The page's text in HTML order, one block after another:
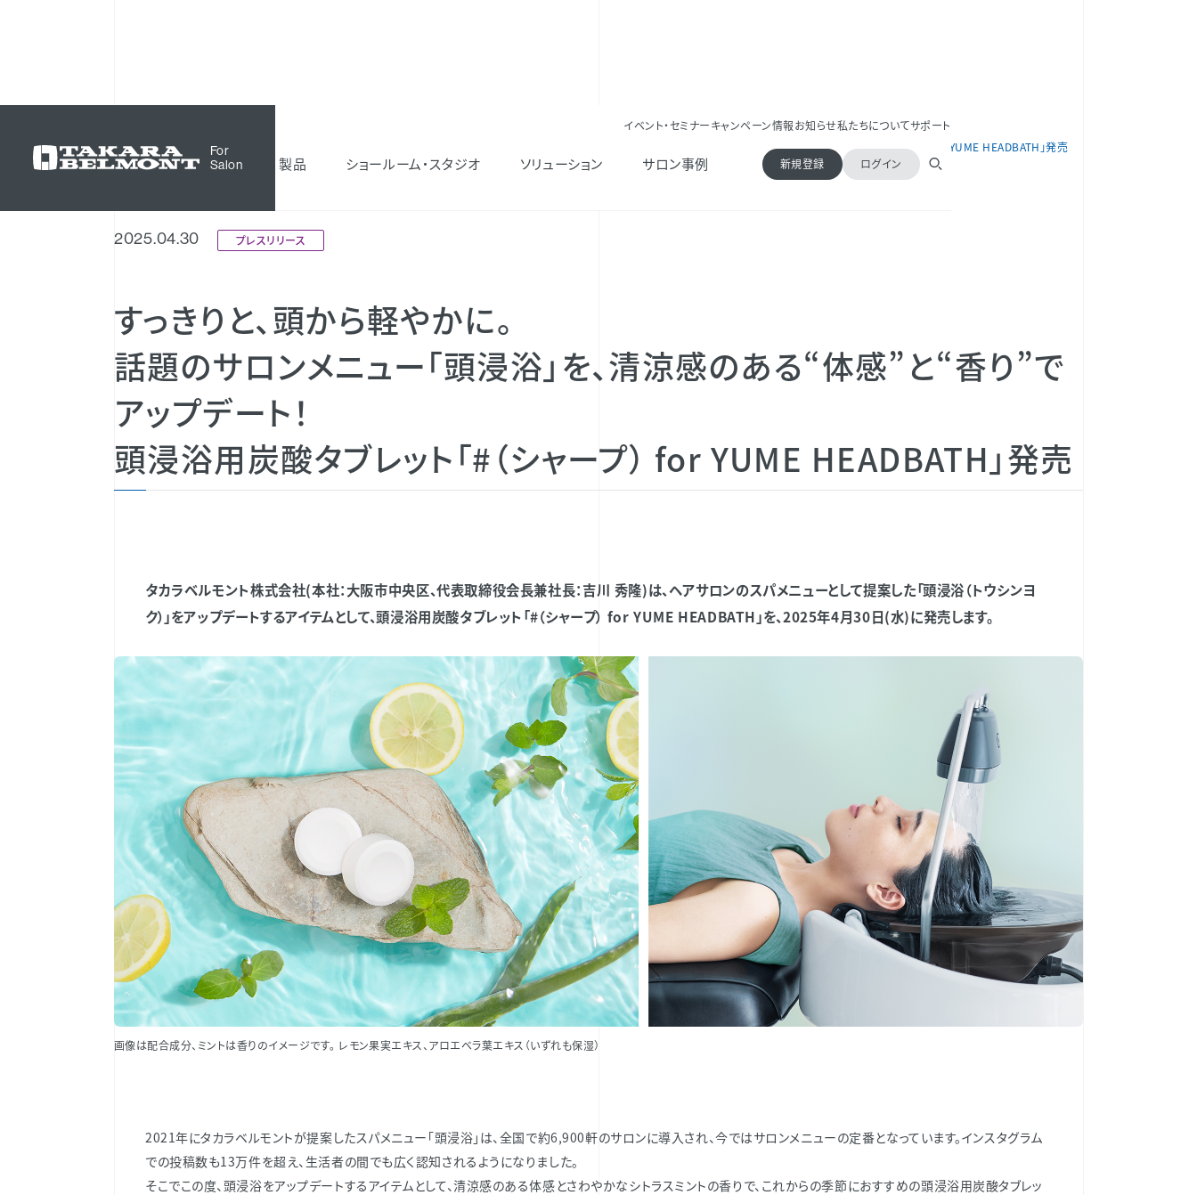
For
Salon
製品 ショールーム・スタジオ ソリューション サロン事例
イベント・セミナーキャンペーン情報お知らせ私たちについてサポート
新規登録 ログイン
お知らせ すっきりと、頭から軽やかに。 話題のサロンメニュー「頭浸浴」を、 清涼感のある“体感”と“香り”でアップデート！ 頭浸浴用炭酸タブレット「#（シャープ） for YUME HEADBATH」発売
2025.04.30 プレスリリース
すっきりと、頭から軽やかに。
話題のサロンメニュー「頭浸浴」を、清涼感のある“体感”と“香り”で
アップデート！
頭浸浴用炭酸タブレット「#（シャープ） for YUME HEADBATH」発売
タカラベルモント株式会社(本社：大阪市中央区、代表取締役会長兼社長：吉川 秀隆)は、ヘアサロンのスパメニューとして提案した「頭浸浴（トウシンヨ
ク）」をアップデートするアイテムとして、頭浸浴用炭酸タブレット「#（シャープ） for YUME HEADBATH」を、2025年4月30日(水)に発売します。
画像は配合成分、ミントは香りのイメージです。 レモン果実エキス、アロエベラ葉エキス（いずれも保湿）
2021年にタカラベルモントが提案したスパメニュー「頭浸浴」は、全国で約6,900軒のサロンに導入され、今ではサロンメニューの定番となっています。インスタグラム
での投稿数も13万件を超え、生活者の間でも広く認知されるようになりました。
そこでこの度、頭浸浴をアップデートするアイテムとして、清涼感のある体感とさわやかなシトラスミントの香りで、これからの季節におすすめの頭浸浴用炭酸タブレッ